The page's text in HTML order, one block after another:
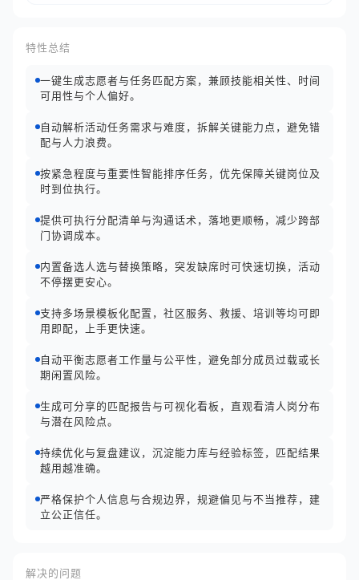
特性总结
一键生成志愿者与任务匹配方案，兼顾技能相关性、时间
可用性与个人偏好。
自动解析活动任务需求与难度，拆解关键能力点，避免错
配与人力浪费。
按紧急程度与重要性智能排序任务，优先保障关键岗位及
时到位执行。
提供可执行分配清单与沟通话术，落地更顺畅，减少跨部
门协调成本。
内置备选人选与替换策略，突发缺席时可快速切换，活动
不停摆更安心。
支持多场景模板化配置，社区服务、救援、培训等均可即
用即配，上手更快速。
自动平衡志愿者工作量与公平性，避免部分成员过载或长
期闲置风险。
生成可分享的匹配报告与可视化看板，直观看清人岗分布
与潜在风险点。
持续优化与复盘建议，沉淀能力库与经验标签，匹配结果
越用越准确。
严格保护个人信息与合规边界，规避偏见与不当推荐，建
立公正信任。
解决的问题